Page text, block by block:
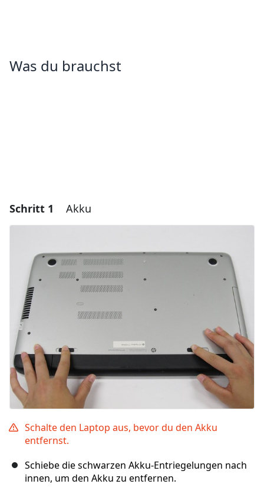
Was du brauchst
Schritt 1 Akku
Schalte den Laptop aus, bevor du den Akku
entfernst.
Schiebe die schwarzen Akku-Entriegelungen nach
innen, um den Akku zu entfernen.